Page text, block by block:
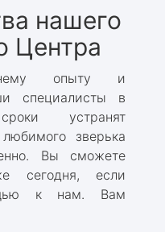
нашего
Центра
опыту и
специалисты в
устранят
зверька
Вы сможете
сегодня, если
к нам. Вам